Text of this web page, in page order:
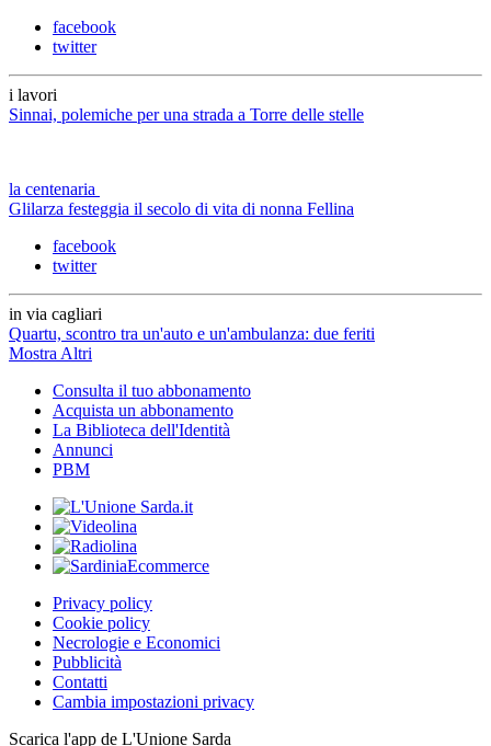
facebook
twitter
i lavori
Sinnai, polemiche per una strada a Torre delle stelle
la centenaria
Glilarza festeggia il secolo di vita di nonna Fellina
facebook
twitter
in via cagliari
Quartu, scontro tra un'auto e un'ambulanza: due feriti
Mostra Altri
Consulta il tuo abbonamento
Acquista un abbonamento
La Biblioteca dell'Identità
Annunci
PBM
Privacy policy
Cookie policy
Necrologie e Economici
Pubblicità
Contatti
Cambia impostazioni privacy
Scarica l'app de L'Unione Sarda